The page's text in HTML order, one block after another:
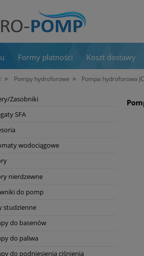
Formy płatności Koszt dostawy
» Pompy hydroforowe » Pompa hydroforowa
Zasobniki
SFA
wodociągowe
nierdzewne
do pomp
studzienne
do basenów
do paliwa
do podniesienia ciśnienia